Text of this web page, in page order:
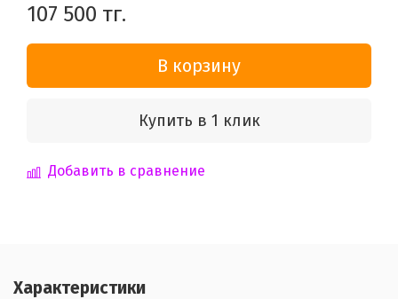
107 500 тг.
В корзину
Купить в 1 клик
Добавить в сравнение
Характеристики